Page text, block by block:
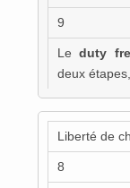
9
Leduty
deux
Liberté de
8